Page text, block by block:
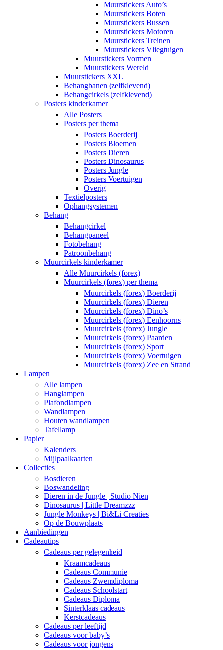
Muurstickers Auto’s
Muurstickers Boten
Muurstickers Bussen
Muurstickers Motoren
Muurstickers Treinen
Muurstickers Vliegtuigen
Muurstickers Vormen
Muurstickers Wereld
Muurstickers XXL
Behangbanen (zelfklevend)
Behangcirkels (zelfklevend)
Posters kinderkamer
Alle Posters
Posters per thema
Posters Boerderij
Posters Bloemen
Posters Dieren
Posters Dinosaurus
Posters Jungle
Posters Voertuigen
Overig
Textielposters
Ophangsystemen
Behang
Behangcirkel
Behangpaneel
Fotobehang
Patroonbehang
Muurcirkels kinderkamer
Alle Muurcirkels (forex)
Muurcirkels (forex) per thema
Muurcirkels (forex) Boerderij
Muurcirkels (forex) Dieren
Muurcirkels (forex) Dino’s
Muurcirkels (forex) Eenhoorns
Muurcirkels (forex) Jungle
Muurcirkels (forex) Paarden
Muurcirkels (forex) Sport
Muurcirkels (forex) Voertuigen
Muurcirkels (forex) Zee en Strand
Lampen
Alle lampen
Hanglampen
Plafondlampen
Wandlampen
Houten wandlampen
Tafellamp
Papier
Kalenders
Mijlpaalkaarten
Collecties
Bosdieren
Boswandeling
Dieren in de Jungle | Studio Nien
Dinosaurus | Little Dreamzzz
Jungle Monkeys | Bi&Li Creaties
Op de Bouwplaats
Aanbiedingen
Cadeautips
Cadeaus per gelegenheid
Kraamcadeaus
Cadeaus Communie
Cadeaus Zwemdiploma
Cadeaus Schoolstart
Cadeaus Diploma
Sinterklaas cadeaus
Kerstcadeaus
Cadeaus per leeftijd
Cadeaus voor baby’s
Cadeaus voor jongens